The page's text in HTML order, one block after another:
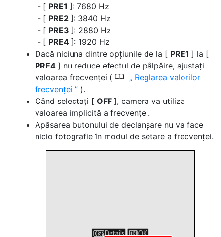
[ PRE1 ]: 7680 Hz
[ PRE2 ]: 3840 Hz
[ PRE3 ]: 2880 Hz
[ PRE4 ]: 1920 Hz
Dacă niciuna dintre opțiunile de la [ PRE1 ] la [
PRE4 ] nu reduce efectul de pâlpâire, ajustați
valoarea frecvenței ( 0
Reglarea valorilor
frecvenței
).
Când selectați [ OFF ], camera va utiliza
valoarea implicită a frecvenței.
Apăsarea butonului de declanșare nu va face
nicio fotografie în modul de setare a frecvenței.